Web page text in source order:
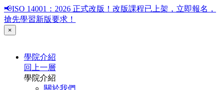
📢ISO 14001：2026 正式改版！改版課程已上架，立即報名，
搶先學習新版要求！
×
學院介紹
回上一層
學院介紹
關於我們